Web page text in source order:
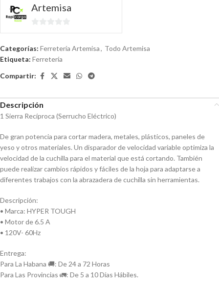
Artemisa
0
Categorías: Ferretería Artemisa, Todo Artemisa
Etiqueta: Ferretería
Compartir:
Descripción
1 Sierra Recíproca (Serrucho Eléctrico)
De gran potencia para cortar madera, metales, plásticos, paneles de
yeso y otros materiales. Un disparador de velocidad variable optimiza la
velocidad de la cuchilla para el material que está cortando. También
puede realizar cambios rápidos y fáciles de la hoja para adaptarse a
diferentes trabajos con la abrazadera de cuchilla sin herramientas.
Descripción:
• Marca: HYPER TOUGH
• Motor de 6.5 A
• 120V- 60Hz
Entrega:
Para La Habana 🚚: De 24 a 72 Horas
Para Las Provincias 🚛: De 5 a 10 Días Hábiles.